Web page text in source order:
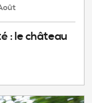
: le château